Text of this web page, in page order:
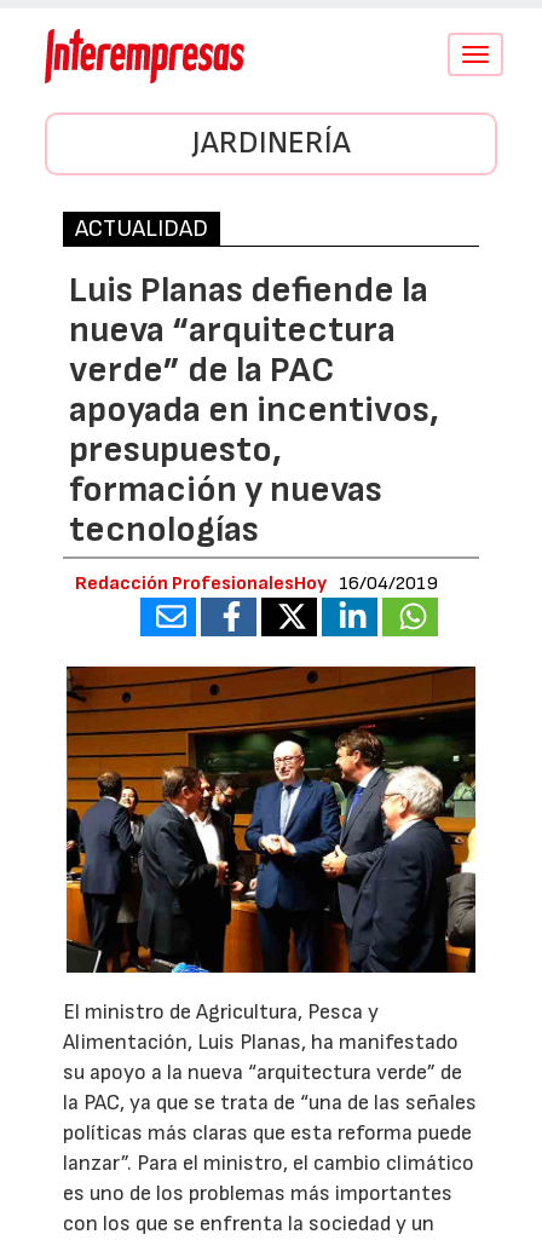
Conmutar
JARDINERÍA
ACTUALIDAD
Luis Planas defiende la
nueva “arquitectura
verde” de la PAC
apoyada en incentivos,
presupuesto,
formación y nuevas
tecnologías
Redacción ProfesionalesHoy 16/04/2019
El ministro de Agricultura, Pesca y
Alimentación, Luis Planas, ha manifestado
su apoyo a la nueva “arquitectura verde” de
la PAC, ya que se trata de “una de las señales
políticas más claras que esta reforma puede
lanzar”. Para el ministro, el cambio climático
es uno de los problemas más importantes
con los que se enfrenta la sociedad y un